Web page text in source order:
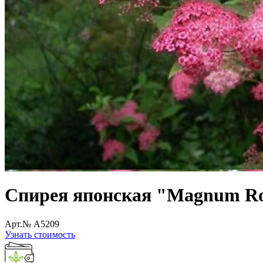
Спирея японская "Magnum
Арт.№ A5209
Узнать стоимость